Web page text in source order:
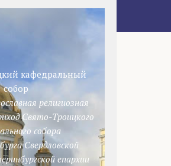
кафедральный
собор
религиозная
Свято-Троицкого
собора
Свердловской
епархии